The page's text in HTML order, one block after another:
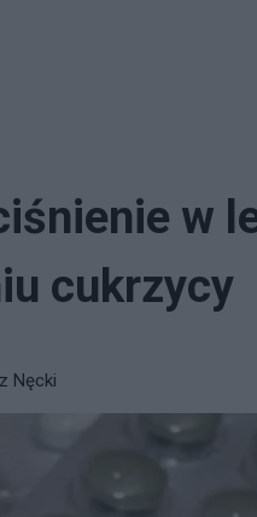
w
cukrzycy
Nęcki